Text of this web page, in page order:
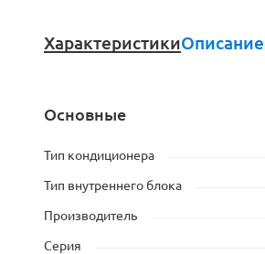
ХарактеристикиОписание
Основные
Тип кондиционера
Тип внутреннего блока
Производитель
Серия